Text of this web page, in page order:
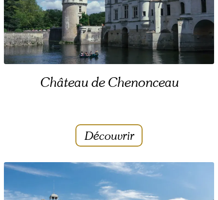
Château de Chenonceau
Découvrir